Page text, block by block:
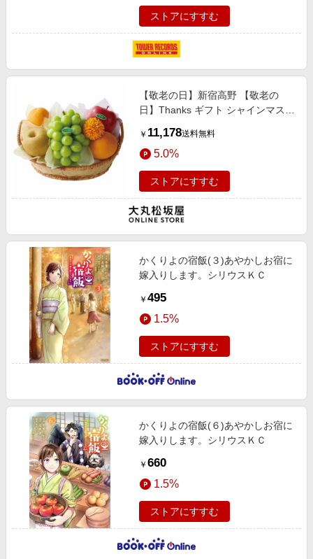
ストアにすすむ
【敬老の日】新宿高野 【敬老の
日】Thanks ギフト シャインマスカ
￥ 11,178送料無料
5.0%
ストアにすすむ
かくりよの宿飯(３)あやかしお宿に
嫁入りします。シリウスＫＣ
￥ 495
1.5%
ストアにすすむ
かくりよの宿飯(６)あやかしお宿に
嫁入りします。シリウスＫＣ
￥ 660
1.5%
ストアにすすむ